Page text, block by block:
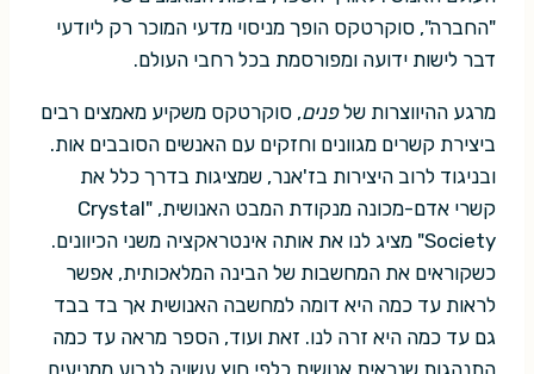
"החברה", סוקרטקס הופך מניסוי מדעי המוכר רק ליודעי
דבר לישות ידועה ומפורסמת בכל רחבי העולם.
מרגע ההיווצרות שלפנים, סוקרטקס משקיע מאמצים רבים
ביצירת קשרים מגוונים וחזקים עם האנשים הסובבים אות.
ובניגוד לרוב היצירות בז'אנר, שמציגות בדרך כלל את
קשרי אדם-מכונה מנקודת המבט האנושית, "Crystal
Society" מציג לנו את אותה אינטראקציה משני הכיוונים.
כשקוראים את המחשבות של הבינה המלאכותית, אפשר
לראות עד כמה היא דומה למחשבה האנושית אך בד בבד
גם עד כמה היא זרה לנו. זאת ועוד, הספר מראה עד כמה